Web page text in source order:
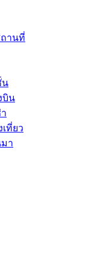
านที่
น
บิน
ที่ยว
า